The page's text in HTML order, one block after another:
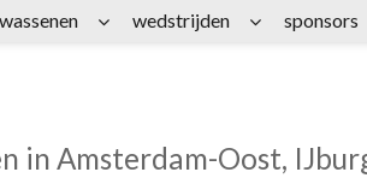
in Amsterdam-Oost,
wedstrijden sponsors